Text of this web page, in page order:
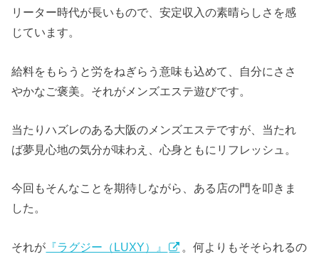
リーター時代が長いもので、安定収入の素晴らしさを感
じています。
給料をもらうと労をねぎらう意味も込めて、自分にささ
やかなご褒美。それがメンズエステ遊びです。
当たりハズレのある大阪のメンズエステですが、当たれ
ば夢見心地の気分が味わえ、心身ともにリフレッシュ。
今回もそんなことを期待しながら、ある店の門を叩きま
した。
それが 『ラグジー（LUXY）』
。何よりもそそられるの